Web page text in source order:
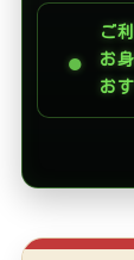
●
ご
お
お